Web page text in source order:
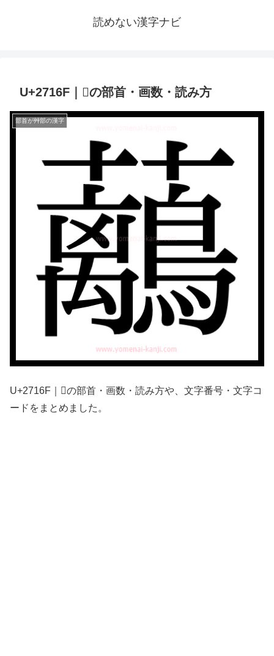
読めない漢字ナビ
U+2716F｜𧅯の部首・画数・読み方
部首が艸部の漢字
U+2716F｜𧅯の部首・画数・読み方や、文字番号・文字コ
ードをまとめました。